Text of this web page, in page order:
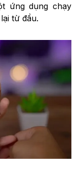
ứng dụng chạy
từ đầu.